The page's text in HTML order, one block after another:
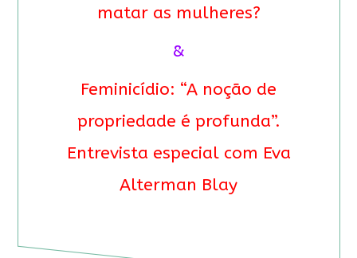
matar as mulheres?
&
Feminicídio: “A noção de
propriedade é profunda”.
Entrevista especial com Eva
Alterman Blay